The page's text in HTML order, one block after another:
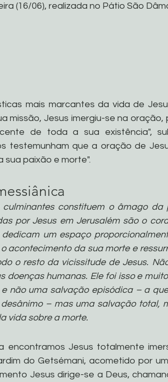
(16/06), realizada no Pátio São
mais marcantes da vida de
missão, Jesus imergiu-se na oração,
de toda a sua existência",
testemunham que a oração de
sua paixão e morte".
constituem o âmago da
por Jesus em Jerusalém são o
um espaço
acontecimento da sua morte e
o resto da vicissitude de Jesus.
doenças humanas. Ele foi isso e
não uma salvação episódica – a
– mas uma salvação total,
vida sobre a morte.
encontramos Jesus totalmente
do Getsémani, acometido por
Jesus dirige-se a Deus,